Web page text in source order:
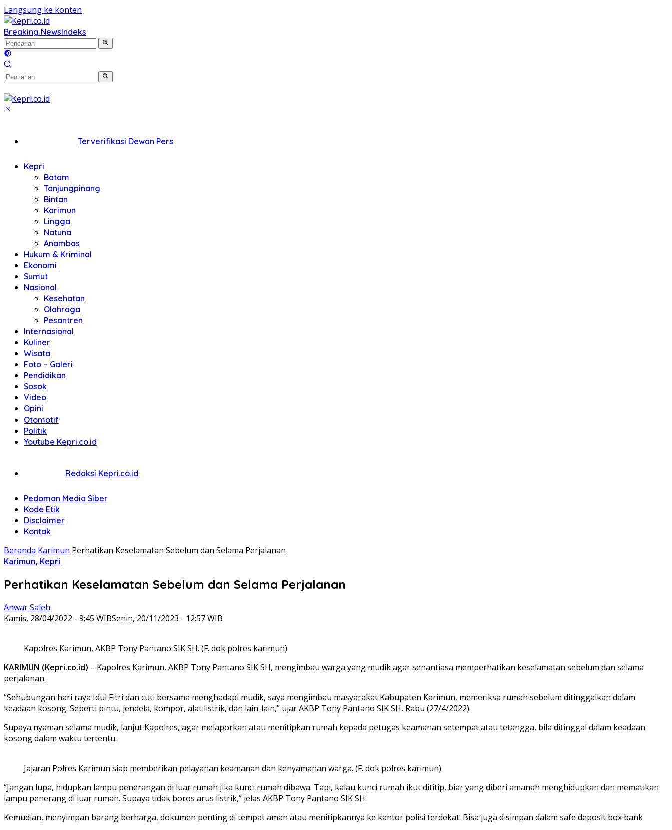
Langsung ke konten
Breaking NewsIndeks
Terverifikasi Dewan Pers
Kepri
Batam
Tanjungpinang
Bintan
Karimun
Lingga
Natuna
Anambas
Hukum & Kriminal
Ekonomi
Sumut
Nasional
Kesehatan
Olahraga
Pesantren
Internasional
Kuliner
Wisata
Foto – Galeri
Pendidikan
Sosok
Video
Opini
Otomotif
Politik
Youtube Kepri.co.id
Redaksi Kepri.co.id
Pedoman Media Siber
Kode Etik
Disclaimer
Kontak
Beranda Karimun Perhatikan Keselamatan Sebelum dan Selama Perjalanan
Karimun, Kepri
Perhatikan Keselamatan Sebelum dan Selama Perjalanan
Anwar Saleh
Kamis, 28/04/2022 - 9:45 WIBSenin, 20/11/2023 - 12:57 WIB
Kapolres Karimun, AKBP Tony Pantano SIK SH. (F. dok polres karimun)
KARIMUN (Kepri.co.id) – Kapolres Karimun, AKBP Tony Pantano SIK SH, mengimbau warga yang mudik agar senantiasa memperhatikan keselamatan sebelum dan selama
perjalanan.
“Sehubungan hari raya Idul Fitri dan cuti bersama menghadapi mudik, saya mengimbau masyarakat Kabupaten Karimun, memeriksa rumah sebelum ditinggalkan dalam
keadaan kosong. Seperti pintu, jendela, kompor, alat listrik, dan lain-lain,” ujar AKBP Tony Pantano SIK SH, Rabu (27/4/2022).
Supaya nyaman selama mudik, lanjut Kapolres, agar melaporkan atau menitipkan rumah kepada petugas keamanan setempat atau tetangga, bila ditinggal dalam keadaan
kosong dalam waktu tertentu.
Jajaran Polres Karimun siap memberikan pelayanan keamanan dan kenyamanan warga. (F. dok polres karimun)
“Jangan lupa, hidupkan lampu penerangan di luar rumah jika kunci rumah dibawa. Tapi, kalau kunci rumah ikut dititip, biar yang diberi amanah menghidupkan dan mematikan
lampu penerang di luar rumah. Supaya tidak boros arus listrik,” jelas AKBP Tony Pantano SIK SH.
Kemudian, menyimpan barang berharga, dokumen penting di tempat aman atau menitipkannya ke kantor polisi terdekat. Bisa juga disimpan dalam safe deposit box bank